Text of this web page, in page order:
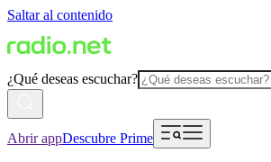
Saltar al contenido
¿Qué deseas escuchar?
Abrir appDescubre Prime